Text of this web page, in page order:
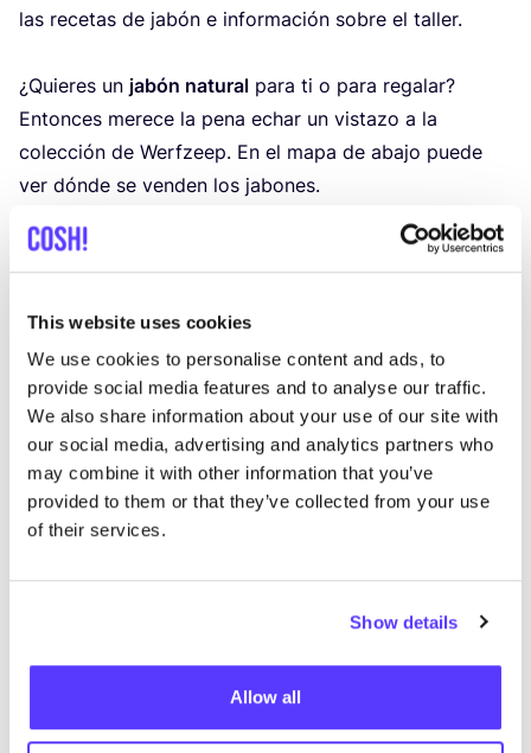
This website uses cookies
We use cookies to personalise content and ads, to
provide social media features and to analyse our traffic.
We also share information about your use of our site with
our social media, advertising and analytics partners who
may combine it with other information that you’ve
provided to them or that they’ve collected from your use
of their services.
Show details
Allow all
las rece­tas de jabón e infor­ma­ción sobre el taller.
¿Quie­res un jabón natu­ral para ti o para rega­lar?
Enton­ces mere­ce la pena echar un vis­ta­zo a la
colec­ción de Werf­zeep. En el mapa de aba­jo pue­de
ver dón­de se ven­den los jabo­nes.
Detalles
Paí­ses Bajos
Cos­mé­ti­cos
Última modificación: 03/12/2025
Puntos de venta